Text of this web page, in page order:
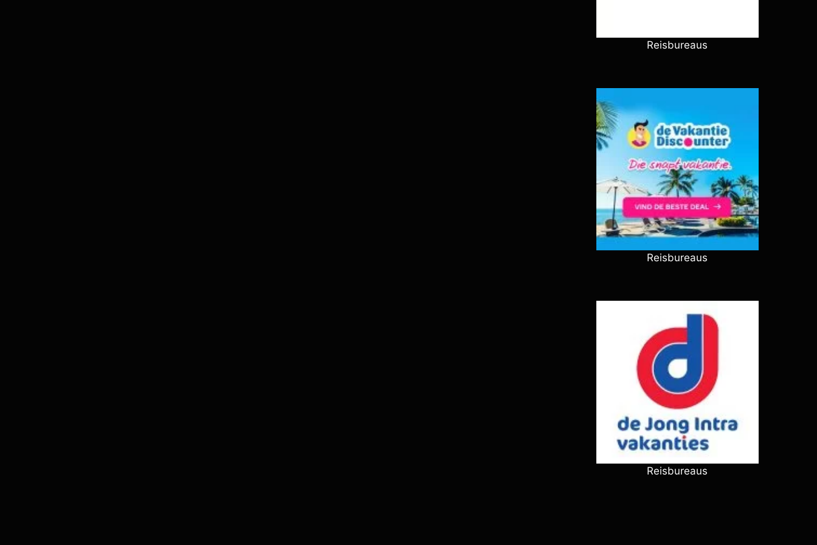
Reisbureaus
Reisbureaus
Reisbureaus